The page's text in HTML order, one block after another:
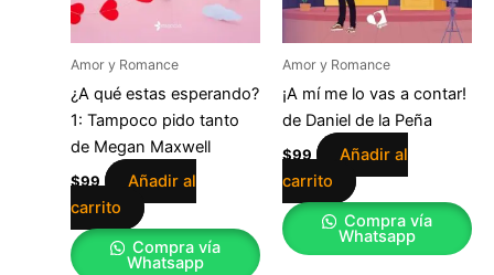
Amor y Romance
¿A qué estas esperando?
1: Tampoco pido tanto
de Megan Maxwell
$99
Añadir al
carrito
Compra vía
Whatsapp
Amor y Romance
¡A mí me lo vas a contar!
de Daniel de la Peña
$99
Añadir al
carrito
Compra vía
Whatsapp